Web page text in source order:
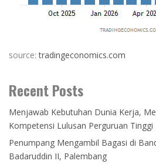
source:tradingeconomics.com
Recent Posts
Menjawab Kebutuhan Dunia Kerja,
Kompetensi Lulusan Perguruan Tinggi
Penumpang Mengambil Bagasi di
Badaruddin II, Palembang